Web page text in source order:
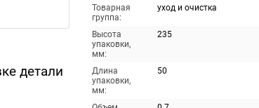
детали
Товарная
группа:
уход и очистка
Высота
упаковки,
мм:
235
Длина
упаковки,
мм:
50